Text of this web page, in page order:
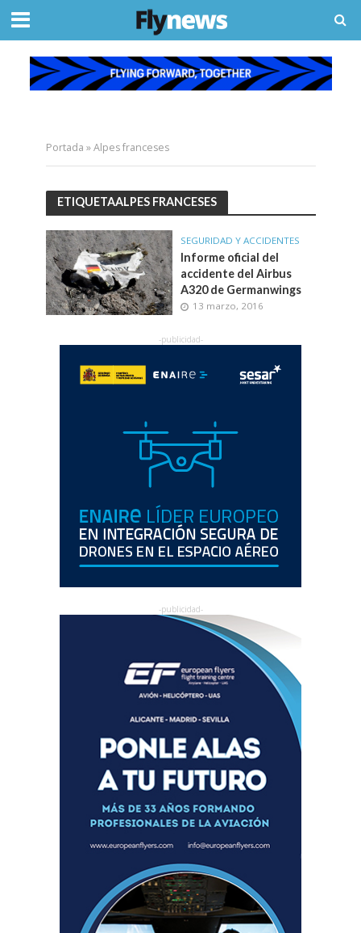
Portada »Alpes franceses
ETIQUETAALPES FRANCESES
SEGURIDAD Y ACCIDENTES
Informe oficial del
accidente del Airbus
A320 de Germanwings
13 marzo, 2016